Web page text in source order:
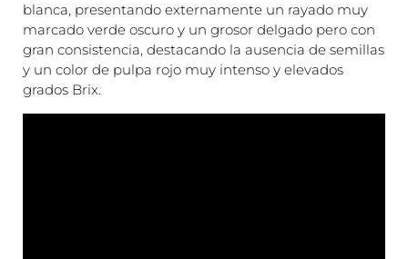
blanca, presentando externamente un rayado muy
marcado verde oscuro y un grosor delgado pero con
gran consistencia, destacando la ausencia de semillas
y un color de pulpa rojo muy intenso y elevados
grados Brix.